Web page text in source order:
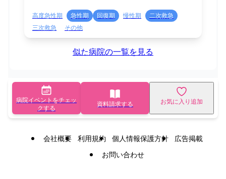
高度急性期 急性期 回復期 慢性期
二次救急
三次救急
その他
似た病院の一覧を見る
病院イベントをチェッ
クする
資料請求する お気に入り追加
会社概要 利用規約 個人情報保護方針
広告掲載
お問い合わせ